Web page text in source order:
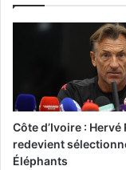
Côte d’Ivoire : Hervé
redevient
Éléphants